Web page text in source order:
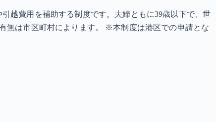
越費用を補助する制度です。夫婦ともに39歳以下で、世
無は市区町村によります。 ※本制度は港区での申請とな